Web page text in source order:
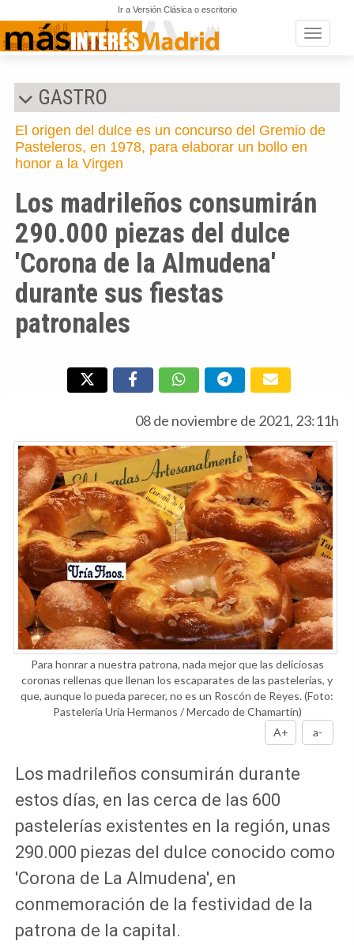
Ir a Versión Clásica o escritorio
Toggle
GASTRO
El origen del dulce es un concurso del Gremio de
Pasteleros, en 1978, para elaborar un bollo en
honor a la Virgen
Los madrileños consumirán
290.000 piezas del dulce
'Corona de la Almudena'
durante sus fiestas
patronales
08 de noviembre de 2021, 23:11h
Para honrar a nuestra patrona, nada mejor que las deliciosas
coronas rellenas que llenan los escaparates de las pastelerías, y
que, aunque lo pueda parecer, no es un Roscón de Reyes.(Foto:
Pastelería Uría Hermanos / Mercado de Chamartín)
A+
a-
Los madrileños consumirán durante
estos días, en las cerca de las 600
pastelerías existentes en la región, unas
290.000 piezas del dulce conocido como
'Corona de La Almudena', en
conmemoración de la festividad de la
patrona de la capital.